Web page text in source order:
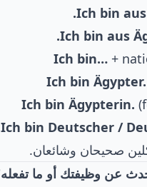
Ich bin aus
Ich bin aus
Ich bin… +
Ich bin Ägypter.
Ich bin Ägypterin.
Ich bin Deutscher /
صحيحان وشائعان.
عن وظيفتك أو ما